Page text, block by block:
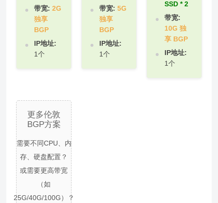
带宽: 2G
独享
BGP
IP地址:
1个
带宽: 5G
独享
BGP
IP地址:
1个
SSD * 2
带宽:
10G 独
享 BGP
IP地址:
1个
更多伦敦
BGP方案
需要不同CPU、内
存、硬盘配置？
或需要更高带宽
（如
25G/40G/100G）？